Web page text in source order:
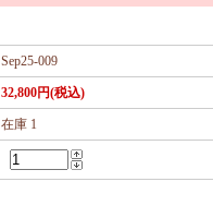
Sep25-009
32,800円(税込)
在庫 1